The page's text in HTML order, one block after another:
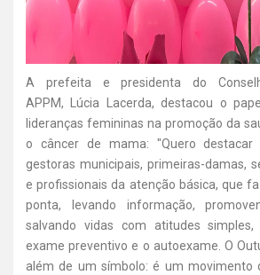
A prefeita e presidenta do
APPM, Lúcia Lacerda, destacou o
lideranças femininas na promoção da
o câncer de mama: "Quero destacar
gestoras municipais, primeiras-damas,
e profissionais da atenção básica, que
ponta, levando informação,
salvando vidas com atitudes
exame preventivo e o autoexame. O
além de um símbolo: é um movimento